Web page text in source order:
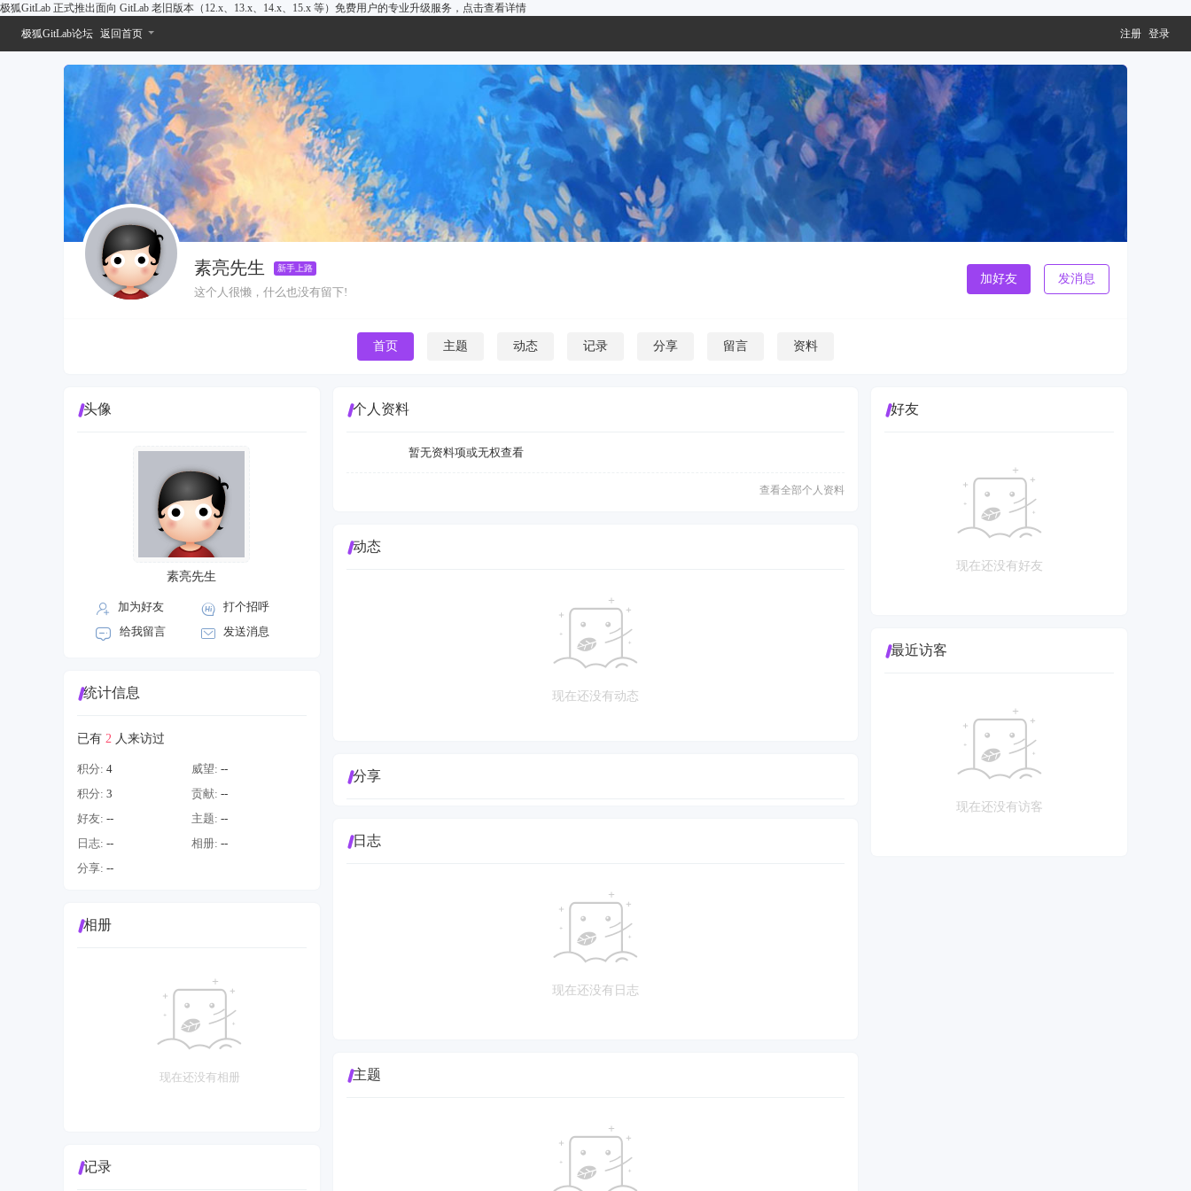
极狐GitLab 正式推出面向 GitLab 老旧版本（12.x、13.x、14.x、15.x 等）免费用户的专业升级服务， 点击查看详情
注册 登录
极狐GitLab论坛 返回首页
加好友 发消息
素亮先生 新手上路
这个人很懒，什么也没有留下!
首页 主题 动态 记录 分享 留言 资料
头像
素亮先生
加为好友
打个招呼
给我留言
发送消息
统计信息
已有 2 人来访过
积分: 4 威望:--
积分: 3 贡献:--
好友: -- 主题:--
日志: -- 相册:--
分享: --
相册
现在还没有相册
记录
个人资料
暂无资料项或无权查看
查看全部个人资料
动态
现在还没有动态
分享
日志
现在还没有日志
主题
好友
现在还没有好友
最近访客
现在还没有访客